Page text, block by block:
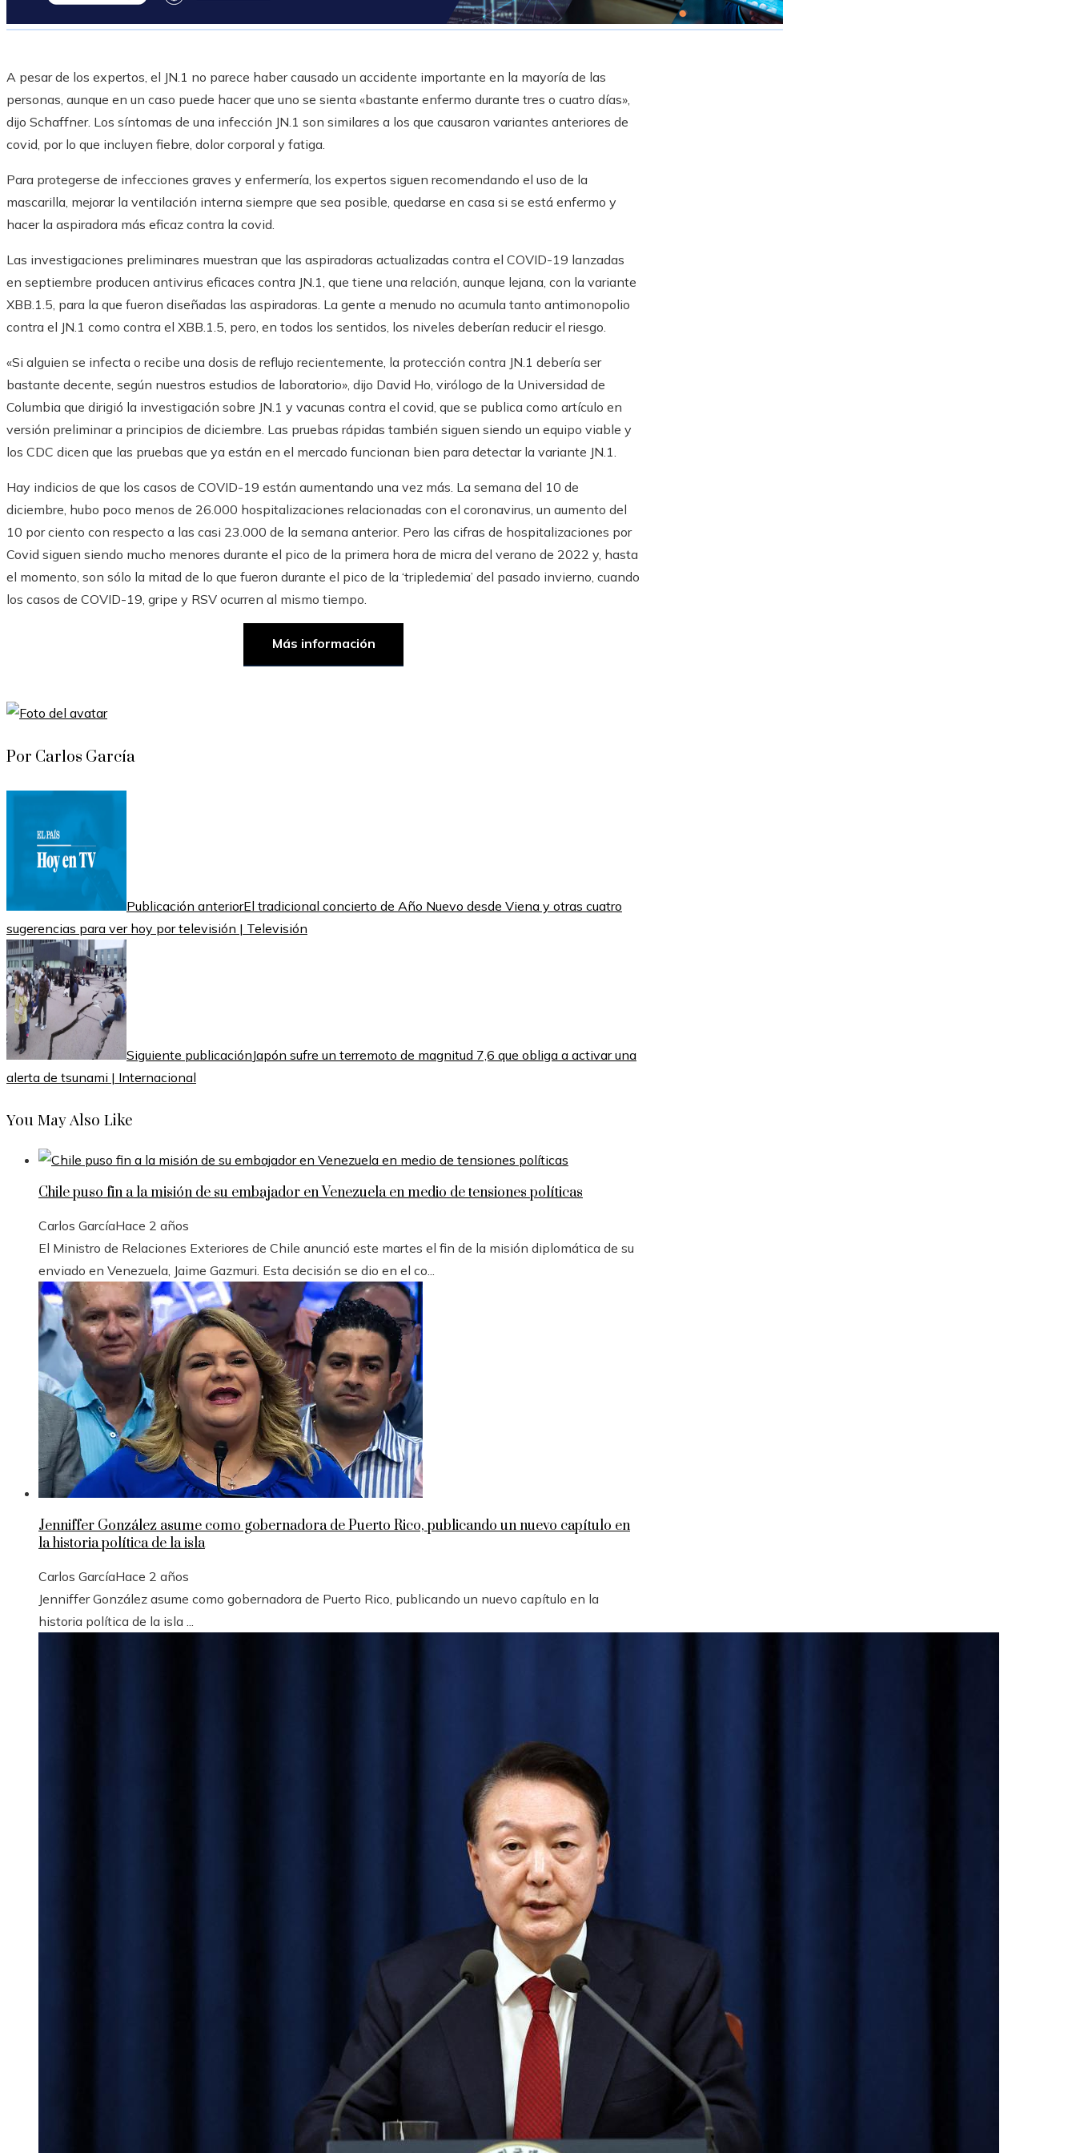
A pesar de los expertos, el JN.1 no parece haber causado un accidente importante en la mayoría de las
personas, aunque en un caso puede hacer que uno se sienta «bastante enfermo durante tres o cuatro días»,
dijo Schaffner. Los síntomas de una infección JN.1 son similares a los que causaron variantes anteriores de
covid, por lo que incluyen fiebre, dolor corporal y fatiga.
Para protegerse de infecciones graves y enfermería, los expertos siguen recomendando el uso de la
mascarilla, mejorar la ventilación interna siempre que sea posible, quedarse en casa si se está enfermo y
hacer la aspiradora más eficaz contra la covid.
Las investigaciones preliminares muestran que las aspiradoras actualizadas contra el COVID-19 lanzadas
en septiembre producen antivirus eficaces contra JN.1, que tiene una relación, aunque lejana, con la variante
XBB.1.5, para la que fueron diseñadas las aspiradoras. La gente a menudo no acumula tanto antimonopolio
contra el JN.1 como contra el XBB.1.5, pero, en todos los sentidos, los niveles deberían reducir el riesgo.
«Si alguien se infecta o recibe una dosis de reflujo recientemente, la protección contra JN.1 debería ser
bastante decente, según nuestros estudios de laboratorio», dijo David Ho, virólogo de la Universidad de
Columbia que dirigió la investigación sobre JN.1 y vacunas contra el covid, que se publica como artículo en
versión preliminar a principios de diciembre. Las pruebas rápidas también siguen siendo un equipo viable y
los CDC dicen que las pruebas que ya están en el mercado funcionan bien para detectar la variante JN.1.
Hay indicios de que los casos de COVID-19 están aumentando una vez más. La semana del 10 de
diciembre, hubo poco menos de 26.000 hospitalizaciones relacionadas con el coronavirus, un aumento del
10 por ciento con respecto a las casi 23.000 de la semana anterior. Pero las cifras de hospitalizaciones por
Covid siguen siendo mucho menores durante el pico de la primera hora de micra del verano de 2022 y, hasta
el momento, son sólo la mitad de lo que fueron durante el pico de la ‘tripledemia’ del pasado invierno, cuando
los casos de COVID-19, gripe y RSV ocurren al mismo tiempo.
Más información
Por Carlos García
Publicación anteriorEl tradicional concierto de Año Nuevo desde Viena y otras cuatro
sugerencias para ver hoy por televisión | Televisión
Siguiente publicaciónJapón sufre un terremoto de magnitud 7,6 que obliga a activar una
alerta de tsunami | Internacional
You May Also Like
Chile puso fin a la misión de su embajador en Venezuela en medio de tensiones políticas
Carlos GarcíaHace 2 años
El Ministro de Relaciones Exteriores de Chile anunció este martes el fin de la misión diplomática de su
enviado en Venezuela, Jaime Gazmuri. Esta decisión se dio en el co...
Jenniffer González asume como gobernadora de Puerto Rico, publicando un nuevo capítulo en
la historia política de la isla
Carlos GarcíaHace 2 años
Jenniffer González asume como gobernadora de Puerto Rico, publicando un nuevo capítulo en la
historia política de la isla ...